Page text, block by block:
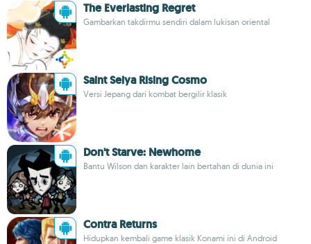
The Everlasting Regret
Gambarkan takdirmu sendiri dalam lukisan oriental
Saint Seiya Rising Cosmo
Versi Jepang dari kombat bergilir klasik
Don't Starve: Newhome
Bantu Wilson dan karakter lain bertahan di dunia ini
Contra Returns
Hidupkan kembali game klasik Konami ini di Android